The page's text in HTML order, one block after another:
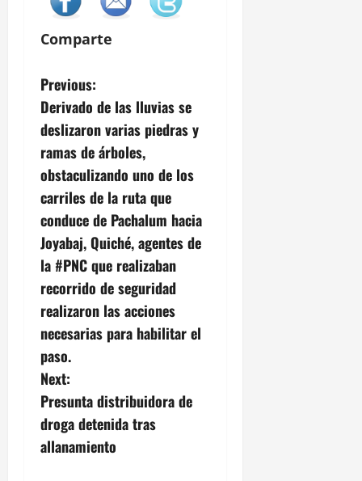
Comparte
P
o
s
t
n
a
v
i
g
a
t
i
Previous:
Derivado de las lluvias se
deslizaron varias piedras y
ramas de árboles,
obstaculizando uno de los
carriles de la ruta que
conduce de Pachalum hacia
Joyabaj, Quiché, agentes de
la #PNC que realizaban
recorrido de seguridad
realizaron las acciones
necesarias para habilitar el
paso.
Next:
Presunta distribuidora de
droga detenida tras
allanamiento